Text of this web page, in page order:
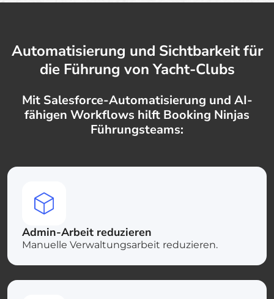
Automatisierung und Sichtbarkeit für
die Führung von Yacht-Clubs
Mit Salesforce-Automatisierung und AI-
fähigen Workflows hilft Booking Ninjas
Führungsteams:
Admin-Arbeit reduzieren
Manuelle Verwaltungsarbeit reduzieren.